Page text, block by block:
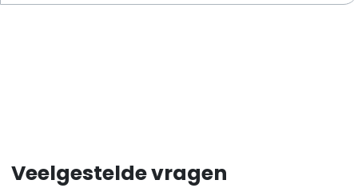
Veelgestelde vragen